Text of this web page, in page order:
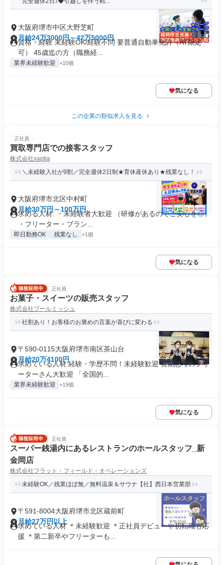
大阪府堺市中区大野芝町
月給24万3000円～42万5000円
資格・経験 未経験OK/経験不問 要普通自動車免許（AT限定
可） 45歳迄の方（職務経...
業界未経験歓迎 +10個
気になる
この企業の類似求人を見る
正社員
買取専門店での接客スタッフ
株式会社xaptia
＼未経験入社が9割／完全週休2日制★育休産休あり★残業なし！
大阪府堺市北区中村町
月給30万円～100万円
求める人材: ・未経験者大歓迎 （研修があるのでご安心を◎）
・フリーター・ブラン...
即日勤務OK 残業なし +1個
気になる
正社員
お菓子・スイーツの販売スタッフ
株式会社ブールミッシュ
社割あり！お客様のお褒めの言葉が喜びに変わる
〒590-0115大阪府堺市南区茶山台
月給20万4100円
求めている人材 経験・学歴不問！未経験歓迎 長期思考のフリ
ーターさん大歓迎 「全国的...
業界未経験歓迎 +19個
気になる
正社員
スーパー銭湯内にあるレストランのホールスタッフ_新
金岡店
株式会社フラット・フィールド・オペレーションズ
未経験OK／残業ほぼ無／無料温泉＆サウナ【社】西日本営業部
〒591-8004大阪府堺市北区蔵前町
月給27万円以上
求めている人材 ＊未経験歓迎 ＊正社員デビューや初転職も応
援 ＊第二新卒やフリーターも...